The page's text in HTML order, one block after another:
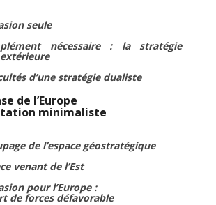
seule
nécessaire : la stratégie
d’une stratégie dualiste
de l’Europe
minimaliste
de l’espace géostratégique
venant de l’Est
pour l’Europe :
de forces défavorable